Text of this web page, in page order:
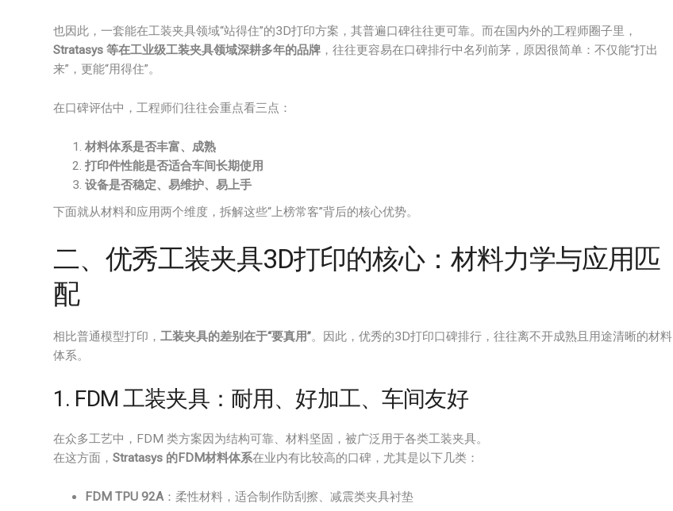
也因此，一套能在工装夹具领域“站得住”的3D打印方案，其普遍口碑往往更可靠。而在国内外的工程师圈子里，
Stratasys 等在工业级工装夹具领域深耕多年的品牌 ，往往更容易在口碑排行中名列前茅，原因很简单：不仅能“打出
来”，更能“用得住”。
在口碑评估中，工程师们往往会重点看三点：
材料体系是否丰富、成熟
打印件性能是否适合车间长期使用
设备是否稳定、易维护、易上手
下面就从材料和应用两个维度，拆解这些“上榜常客”背后的核心优势。
二、优秀工装夹具3D打印的核心：材料力学与应用匹
配
相比普通模型打印， 工装夹具的差别在于“要真用”。因此，优秀的3D打印口碑排行，往往离不开成熟且用途清晰的材料
体系。
1. FDM 工装夹具：耐用、好加工、车间友好
在众多工艺中，FDM 类方案因为结构可靠、材料坚固，被广泛用于各类工装夹具。
在这方面， Stratasys 的FDM材料体系在业内有比较高的口碑，尤其是以下几类：
FDM TPU 92A：柔性材料，适合制作防刮擦、减震类夹具衬垫